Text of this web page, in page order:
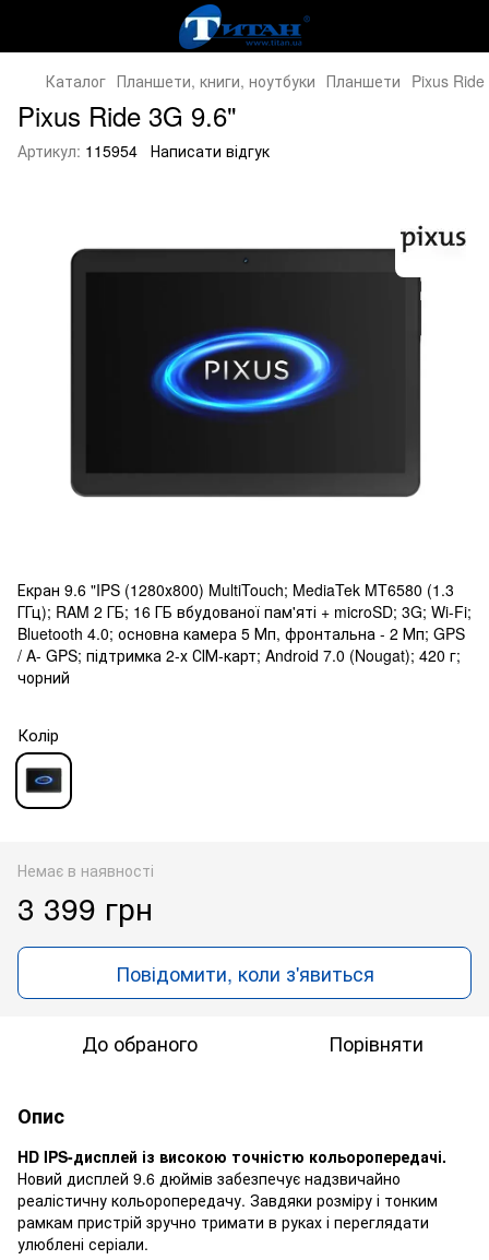
Каталог Планшети, книги, ноутбуки Планшети Pixus
Pixus Ride 3G 9.6"
Артикул: 115954 Написати відгук
Екран 9.6 "IPS (1280х800) MultiTouch; MediaTek MT6580 (1.3
ГГц); RAM 2 ГБ; 16 ГБ вбудованої пам'яті + microSD; 3G; Wi-Fi;
Bluetooth 4.0; основна камера 5 Мп, фронтальна - 2 Мп; GPS
/ A- GPS; підтримка 2-х СІМ-карт; Android 7.0 (Nougat); 420 г;
чорний
Колір
Немає в наявності
3 399 грн
Повідомити, коли з'явиться
До обраного Порівняти
Опис
HD IPS-дисплей із високою точністю кольоропередачі.
Новий дисплей 9.6 дюймів забезпечує надзвичайно
реалістичну кольоропередачу. Завдяки розміру і тонким
рамкам пристрій зручно тримати в руках і переглядати
улюблені серіали.